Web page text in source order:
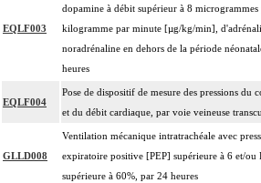
EQLF003
dopamine à débit supérieur à 8 microgrammes
kilogramme par minute [µg/kg/min],
noradrénaline en dehors de la période
heures
EQLF004
Pose de dispositif de mesure des pressions du
et du débit cardiaque, par voie veineuse
GLLD008
Ventilation mécanique intratrachéale avec
expiratoire positive [PEP] supérieure à 6 et/ou
supérieure à 60%, par 24 heures